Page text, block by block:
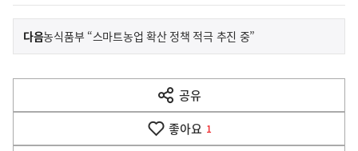
이
전
다
음
다음기
사
농식품부 “스마트농업 확산 정책 적극 추진 중”
공유
열
기
좋아요 1